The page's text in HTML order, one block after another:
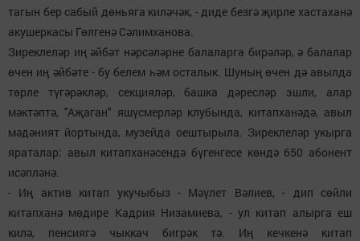
тагын бер сабый дөньяга киләчәк, - диде безгә җирле хастаханә
акушеркасы Гөлгенә Сәлимханова.
Зиреклеләр иң әйбәт нәрсәләрне балаларга бирәләр, ә балалар
өчен иң әйбәте - бу белем һәм осталык. Шуның өчен дә авылда
төрле түгәрәкләр, секцияләр, башка дәресләр эшли, алар
мәктәптә, "Аҗаган" яшүсмерләр клубында, китапханәдә, авыл
мәдәният йортында, музейда оештырыла. Зиреклеләр укырга
яраталар: авыл китапханәсендә бүгенгесе көндә 650 абонент
исәпләнә.
- Иң актив китап укучыбыз - Мәүлет Вәлиев, - дип сөйли
китапханә мөдире Кадрия Низамиева, - ул китап алырга еш
килә, пенсиягә чыккач бигрәк тә. Иң кечкенә китап